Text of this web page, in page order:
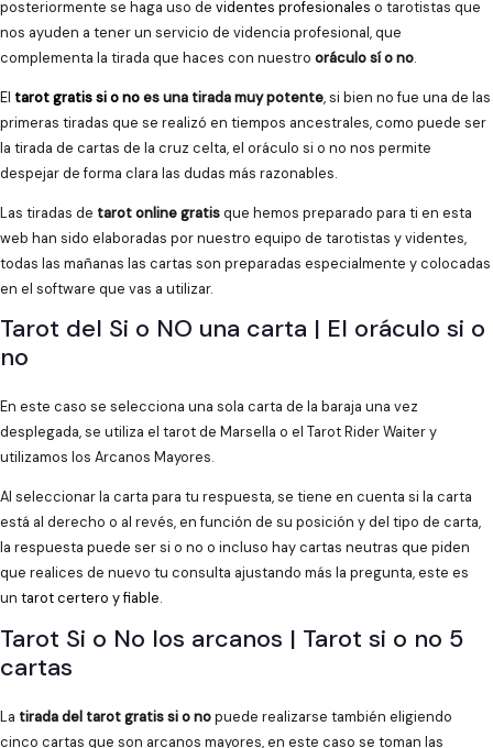
posteriormente se haga uso de videntes profesionales o tarotistas que
nos ayuden a tener un servicio de videncia profesional, que
complementa la tirada que haces con nuestro oráculo sí o no.
El tarot gratis si o noes una tirada muy potente, si bien no fue una de las
primeras tiradas que se realizó en tiempos ancestrales, como puede ser
la tirada de cartas de la cruz celta, el oráculo si o no nos permite
despejar de forma clara las dudas más razonables.
Las tiradas de tarot online gratisque hemos preparado para ti en esta
web han sido elaboradas por nuestro equipo de tarotistas y videntes,
todas las mañanas las cartas son preparadas especialmente y colocadas
en el software que vas a utilizar.
Tarot del Si o NO una carta | El oráculo si o
no
En este caso se selecciona una sola carta de la baraja una vez
desplegada, se utiliza el tarot de Marsella o el Tarot Rider Waiter y
utilizamos los Arcanos Mayores.
Al seleccionar la carta para tu respuesta, se tiene en cuenta si la carta
está al derecho o al revés, en función de su posición y del tipo de carta,
la respuesta puede ser si o no o incluso hay cartas neutras que piden
que realices de nuevo tu consulta ajustando más la pregunta, este es
un tarot certero y fiable.
Tarot Si o No los arcanos | Tarot si o no 5
cartas
La tirada del tarot gratis si o nopuede realizarse también eligiendo
cinco cartas que son arcanos mayores, en este caso se toman las